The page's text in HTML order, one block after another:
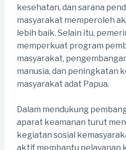
kesehatan, dan sarana
masyarakat memperoleh
lebih baik. Selain itu,
memperkuat program
masyarakat,
manusia, dan peningkatan
masyarakat adat Papua.
Dalam mendukung
aparat keamanan turut
kegiatan sosial
aktif membantu pelayanan